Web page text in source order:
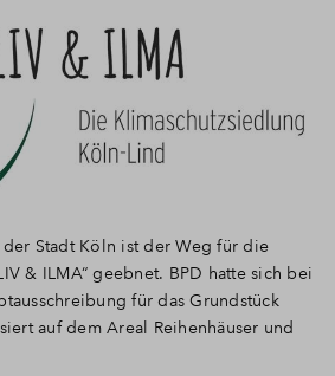
der Stadt Köln ist der Weg für die
& ILMA“ geebnet. BPD hatte sich bei
für das Grundstück
auf dem Areal Reihenhäuser und